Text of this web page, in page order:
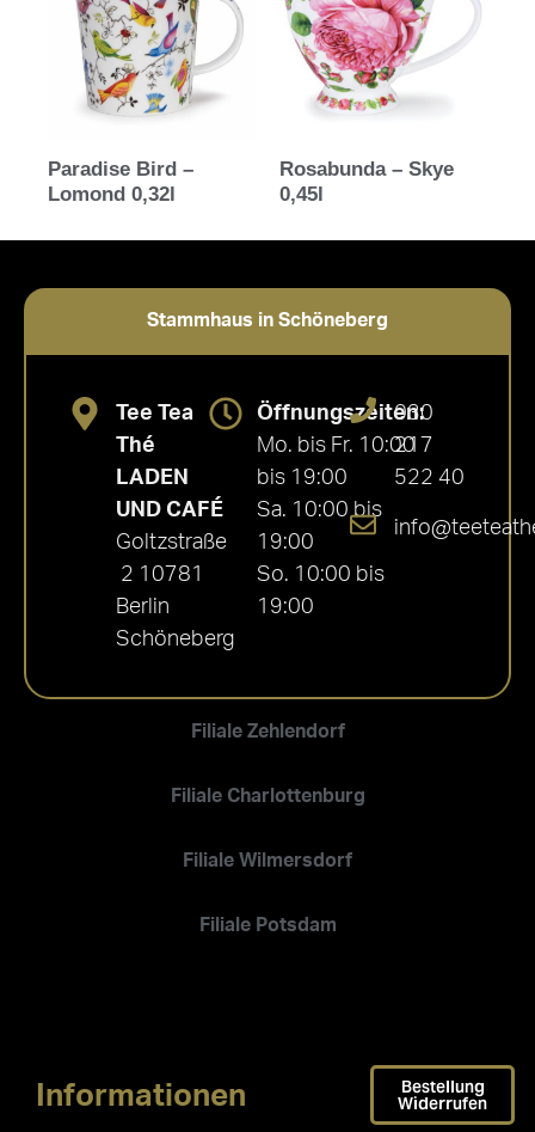
Paradise Bird –
Lomond 0,32l
Rosabunda – Skye
0,45l
Stammhaus in Schöneberg
Filiale Zehlendorf
Filiale Charlottenburg
Filiale Wilmersdorf
Filiale Potsdam
Tee Tea
Thé
LADEN
UND CAFÉ
Goltzstraße
2 10781
Berlin
Schöneberg
Öffnungszeiten:
Mo. bis Fr. 10:00
bis 19:00
Sa. 10:00 bis
19:00
So. 10:00 bis
19:00
030
217
522 40
Informationen Bestellung
Widerrufen